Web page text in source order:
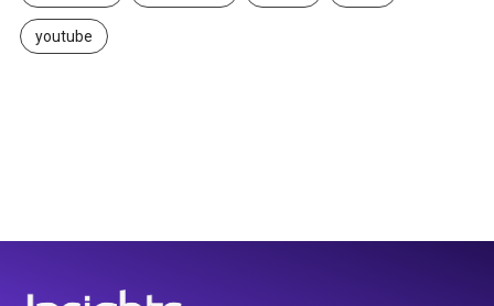
youtube